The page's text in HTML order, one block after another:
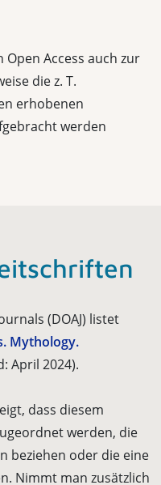
Access auch zur
die z. T.
erhobenen
werden
(DOAJ) listet
Mythology.
April 2024).
dass diesem
werden, die
beziehen oder die eine
Nimmt man zusätzlich